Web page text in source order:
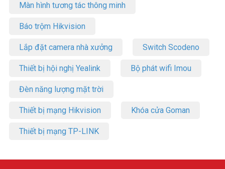
Màn hình tương tác thông minh
Báo trộm Hikvision
Lắp đặt camera nhà xưởng Switch Scodeno
Thiết bị hội nghị Yealink Bộ phát wifi Imou
Đèn năng lượng mặt trời
Thiết bị mạng Hikvision Khóa cửa Goman
Thiết bị mạng TP-LINK